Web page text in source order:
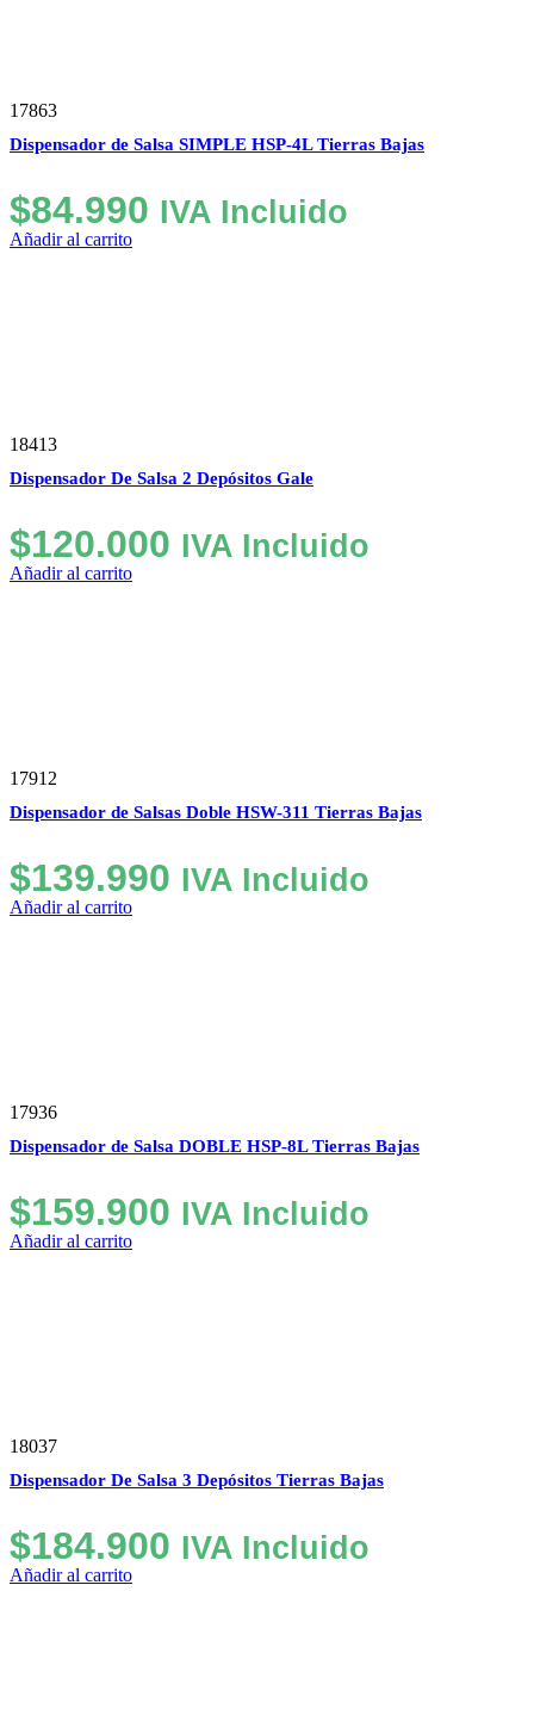
17863
Dispensador de Salsa SIMPLE HSP-4L Tierras Bajas
$84.990 IVA Incluido
Añadir al carrito
18413
Dispensador De Salsa 2 Depósitos Gale
$120.000 IVA Incluido
Añadir al carrito
17912
Dispensador de Salsas Doble HSW-311 Tierras Bajas
$139.990 IVA Incluido
Añadir al carrito
17936
Dispensador de Salsa DOBLE HSP-8L Tierras Bajas
$159.900 IVA Incluido
Añadir al carrito
18037
Dispensador De Salsa 3 Depósitos Tierras Bajas
$184.900 IVA Incluido
Añadir al carrito